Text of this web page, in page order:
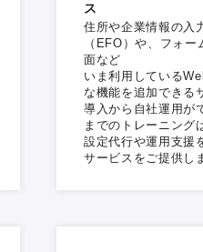
ス
住所や企業情報の入
（EFO）や、フォ
面など
いま利用している
な機能を追加できる
導入から自社運用が
までのトレーニング
設定代行や運用支援
サービスをご提供し